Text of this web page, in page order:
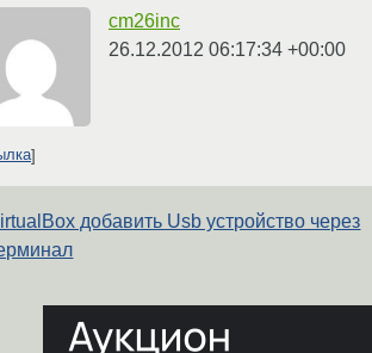
cm26inc
26.12.2012 06:17:34 +00:00
добавить Usb устройство через